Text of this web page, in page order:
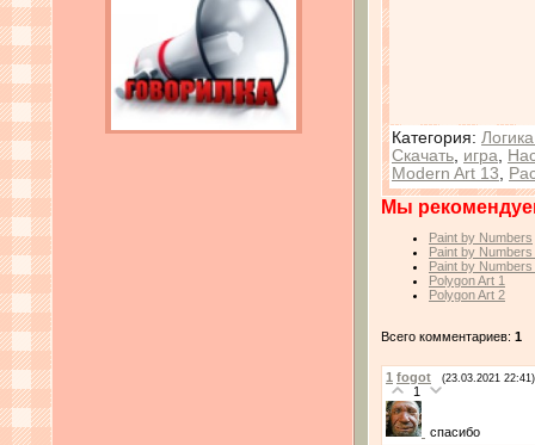
Категория:
Скачать игра
Modern Art 13
Мы
Paint by Numbers
Paint by Numbers
Paint by Numbers
Polygon Art 1
Polygon Art 2
Всего комментариев: 1
1 fogot (23.03.2021 22:41)
1
спасибо